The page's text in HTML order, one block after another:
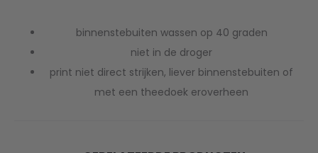
binnenstebuiten wassen op 40 graden
niet in de droger
print niet direct strijken, liever binnenstebuiten of
met een theedoek eroverheen